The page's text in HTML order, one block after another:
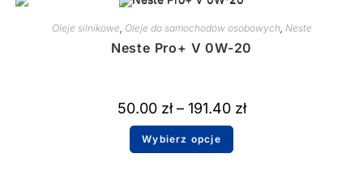
Oleje silnikowe Oleje do samochodów osobowych, Neste
Neste Pro+ V 0W-20
50.00 zł – 191.40 zł
Wybierz opcje